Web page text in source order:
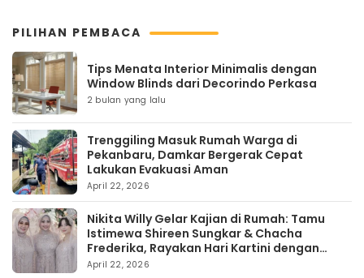
PILIHAN PEMBACA
Tips Menata Interior Minimalis dengan
Window Blinds dari Decorindo Perkasa
2 bulan yang lalu
Trenggiling Masuk Rumah Warga di
Pekanbaru, Damkar Bergerak Cepat
Lakukan Evakuasi Aman
April 22, 2026
Nikita Willy Gelar Kajian di Rumah: Tamu
Istimewa Shireen Sungkar & Chacha
Frederika, Rayakan Hari Kartini dengan
Kehangatan
April 22, 2026